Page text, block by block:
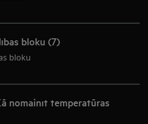
bloku (7)
bloku
nomainīt temperatūras